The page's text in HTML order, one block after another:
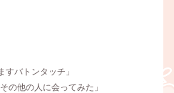
バトンタッチ」
の他の人に会ってみた」